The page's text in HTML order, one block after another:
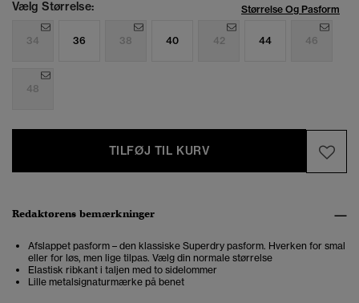
Vælg Størrelse: Størrelse Og Pasform
34 36 38 40 42 44 46
48
TILFØJ TIL KURV
Redaktørens bemærkninger
Afslappet pasform – den klassiske Superdry pasform. Hverken for smal
eller for løs, men lige tilpas. Vælg din normale størrelse
Elastisk ribkant i taljen med to sidelommer
Lille metalsignaturmærke på benet